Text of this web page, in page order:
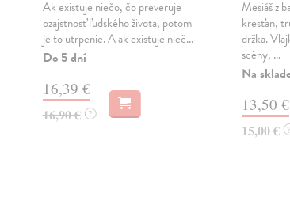
Ak existuje niečo, čo preveruje
ozajstnosť ľudského života, potom
je to utrpenie. A ak existuje nieč...
Do 5 dní
16,39 €
16,90 € ?
Mesiáš z
kresťan,
držka.
scény, ...
Na
13,50 €
15,00 € ?